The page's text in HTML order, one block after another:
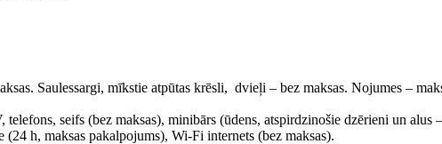
Saulessargi, mīkstie atpūtas krēsli, dvieļi – bez maksas. Nojumes –
seifs (bez maksas), minibārs (ūdens, atspirdzinošie dzērieni un
h, maksas pakalpojums), Wi-Fi internets (bez maksas).